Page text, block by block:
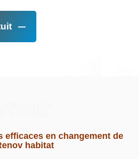
efficaces en changement de
habitat